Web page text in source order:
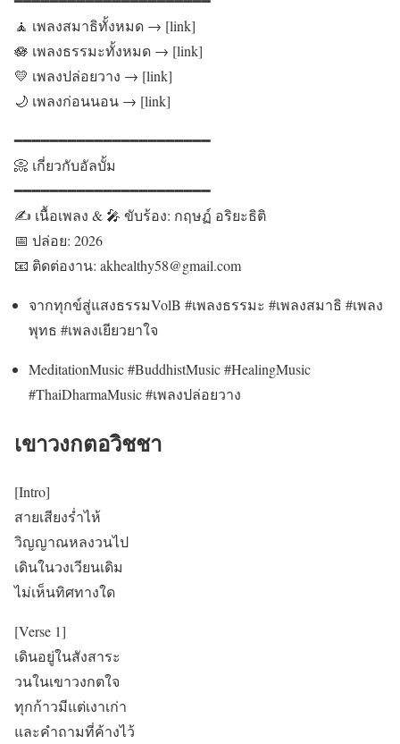
🧘 เพลงสมาธิทั้งหมด → [link]
🪷 เพลงธรรมะทั้งหมด → [link]
💛 เพลงปล่อยวาง → [link]
🌙 เพลงก่อนนอน → [link]
━━━━━━━━━━━━━━━━━━━━━━
📀 เกี่ยวกับอัลบั้ม
━━━━━━━━━━━━━━━━━━━━━━
✍️ เนื้อเพลง & 🎤 ขับร้อง: กฤษฏ์ อริยะธิติ
📅 ปล่อย: 2026
📧 ติดต่องาน: akhealthy58@gmail.com
จากทุกข์สู่แสงธรรมVolB #เพลงธรรมะ #เพลงสมาธิ #เพลง
พุทธ #เพลงเยียวยาใจ
MeditationMusic #BuddhistMusic #HealingMusic
#ThaiDharmaMusic #เพลงปล่อยวาง
เขาวงกตอวิชชา
[Intro]
สายเสียงร่ำไห้
วิญญาณหลงวนไป
เดินในวงเวียนเดิม
ไม่เห็นทิศทางใด
[Verse 1]
เดินอยู่ในสังสาระ
วนในเขาวงกตใจ
ทุกก้าวมีแต่เงาเก่า
และคำถามที่ค้างไว้